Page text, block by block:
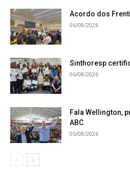
Acordo dos
06/08/2026
Sinthoresp
06/08/2026
Fala Wellington,
ABC
05/08/2026